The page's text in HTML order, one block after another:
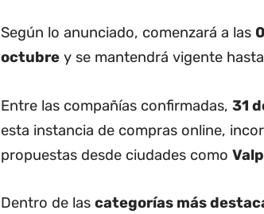
Según lo anunciado, comenzará a las
octubre y se mantendrá vigente
Entre las compañías confirmadas, 31
esta instancia de compras online,
propuestas desde ciudades como
Dentro de las categorías más